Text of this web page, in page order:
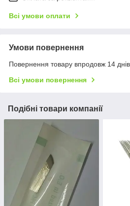
Всі умови оплати
Умови повернення
Повернення товару впродовж 14
Всі умови повернення
Подібні товари компанії